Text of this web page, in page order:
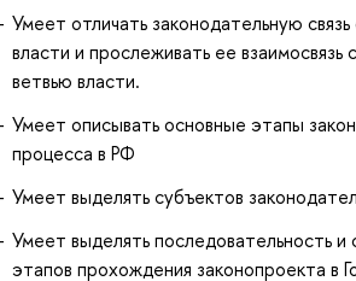
Умеет отличать законодательную
власти и прослеживать ее взаимосвязь
ветвью власти.
Умеет описывать основные этапы
процесса в РФ
Умеет выделять субъектов
Умеет выделять последовательность
этапов прохождения законопроекта в